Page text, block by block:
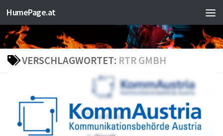
Zum Inhalt springen
HumePage.at
VERSCHLAGWORTET: RTR GMBH